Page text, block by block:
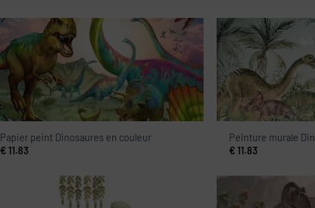
Papier peint Dinosaures en couleur
€ 11.83
Peinture murale
€ 11.83